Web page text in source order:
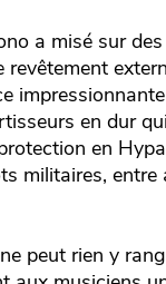
a misé sur
en dur
en
militaires, entre
peut rien y